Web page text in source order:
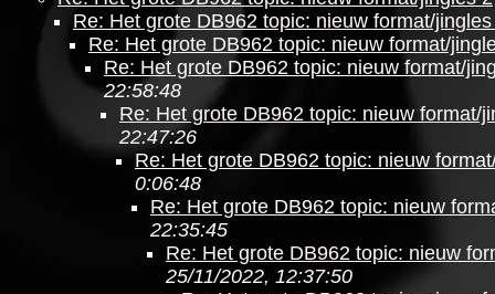
Re: Het grote DB962 topic: nieuw format/
Re: Het grote DB962 topic: nieuw format/
Re: Het grote DB962 topic: nieuw format/
22:58:48
Re: Het grote DB962 topic: nieuw format/
22:47:26
Re: Het grote DB962 topic: nieuw
0:06:48
Re: Het grote DB962 topic: nieuw
22:35:45
Re: Het grote DB962 topic: nieuw
25/11/2022, 12:37:50